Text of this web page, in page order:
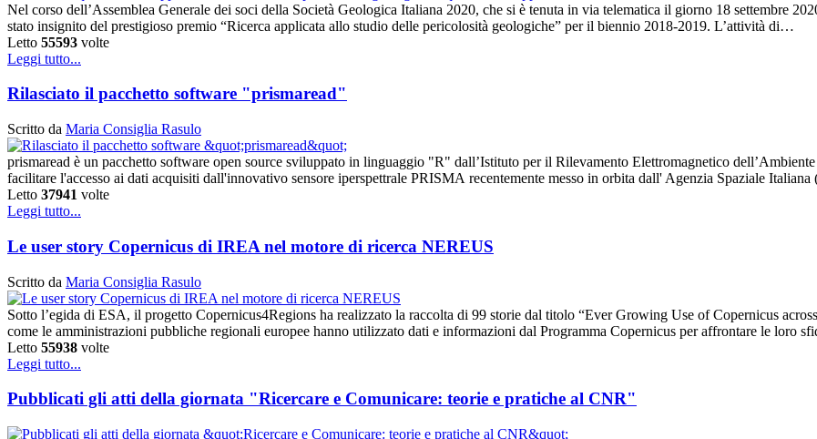
Nel corso dell’Assemblea Generale dei soci della Società Geologica Italiana 2020, che si è tenuta in via telematica il giorno 18 settembre
stato insignito del prestigioso premio “Ricerca applicata allo studio delle pericolosità geologiche” per il biennio 2018-2019. L’attività di…
Letto 55593 volte
Leggi tutto...
Rilasciato il pacchetto software "prismaread"
Scritto da Maria Consiglia Rasulo
prismaread è un pacchetto software open source sviluppato in linguaggio "R" dall’Istituto per il Rilevamento Elettromagnetico
facilitare l'accesso ai dati acquisiti dall'innovativo sensore iperspettrale PRISMA recentemente messo in orbita dall' Agenzia Spaziale
Letto 37941 volte
Leggi tutto...
Le user story Copernicus di IREA nel motore di ricerca NEREUS
Scritto da Maria Consiglia Rasulo
Sotto l’egida di ESA, il progetto Copernicus4Regions ha realizzato la raccolta di 99 storie dal titolo “Ever Growing Use of Copernicus
come le amministrazioni pubbliche regionali europee hanno utilizzato dati e informazioni dal Programma Copernicus per affrontare le loro
Letto 55938 volte
Leggi tutto...
Pubblicati gli atti della giornata "Ricercare e Comunicare: teorie e pratiche al CNR"